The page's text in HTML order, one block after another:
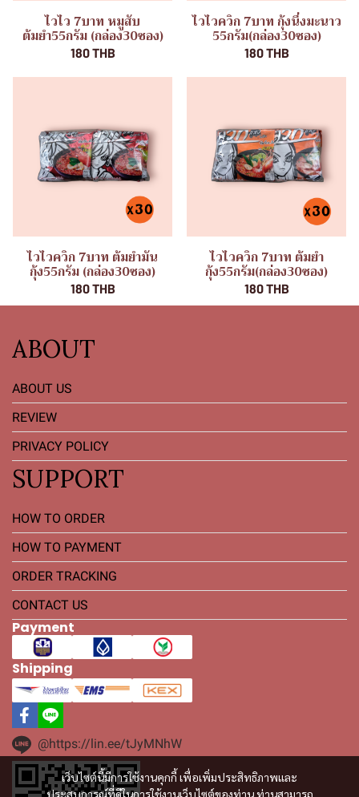
ไวไว 7บาท หมูสับ
ต้มยำ55กรัม (กล่อง30ซอง)
180 THB
ไวไวควิก 7บาท กุ้งนึ่งมะนาว
55กรัม(กล่อง30ซอง)
180 THB
ไวไวควิก 7บาท ต้มยำมัน
กุ้ง55กรัม (กล่อง30ซอง)
180 THB
ไวไวควิก 7บาท ต้มยำ
กุ้ง55กรัม(กล่อง30ซอง)
180 THB
เว็บไซต์นี้มีการใช้งานคุกกี้ เพื่อเพิ่มประสิทธิภาพและ
ประสบการณ์ที่ดีในการใช้งานเว็บไซต์ของท่าน ท่านสามารถ
ABOUT
ABOUT US
REVIEW
PRIVACY POLICY
SUPPORT
HOW TO ORDER
HOW TO PAYMENT
ORDER TRACKING
CONTACT US
Payment
Shipping
@https://lin.ee/tJyMNhW